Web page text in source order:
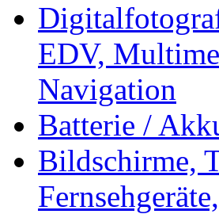
EDV,
Navigation
Batterie /
Bildschirme,
Fernsehgeräte,